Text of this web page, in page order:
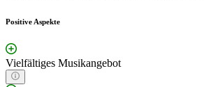
Positive Aspekte
Vielfältiges Musikangebot